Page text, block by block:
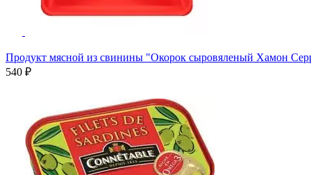
Продукт мясной из свинины "Окорок сыровяленый Хамон
540 ₽